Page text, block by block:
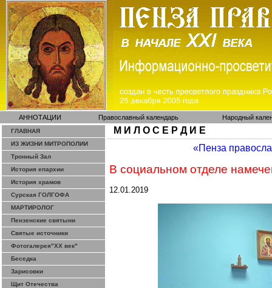
АННОТАЦИИ Православный календарь Народный
ГЛАВНАЯ
ИЗ ЖИЗНИ МИТРОПОЛИИ
Тронный Зал
История епархии
История храмов
Сурская ГОЛГОФА
МАРТИРОЛОГ
Пензенские святыни
Святые источники
Фотогалерея"ХХ век"
Беседка
Зарисовки
Щит Отечества
М И Л О С Е Р Д И Е
«Пенза
В социальном отделе
12.01.2019